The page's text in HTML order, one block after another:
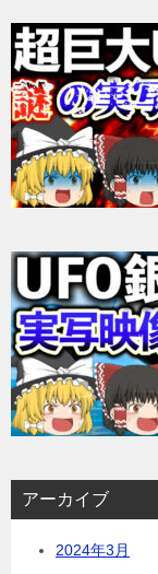
シ
ョ
ン
アーカイブ
2024年3月